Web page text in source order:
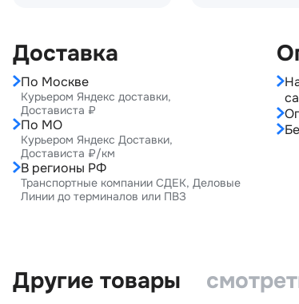
Доставка
По Москве
Курьером Яндекс доставки,
Достависта ₽
По МО
Курьером Яндекс Доставки,
Достависта ₽/км
В регионы РФ
Транспортные компании СДЕК, Деловые
Линии до терминалов или ПВЗ
Другие товары